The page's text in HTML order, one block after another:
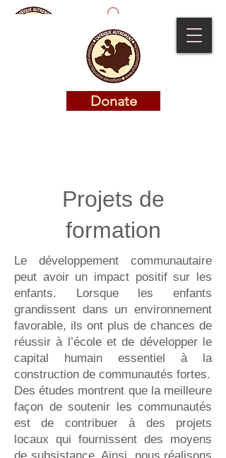
Donate
Donate
Projets de
formation
Le développement communautaire
peut avoir un impact positif sur les
enfants. Lorsque les enfants
grandissent dans un environnement
favorable, ils ont plus de chances de
réussir à l’école et de développer le
capital humain essentiel à la
construction de communautés fortes.
Des études montrent que la meilleure
façon de soutenir les communautés
est de contribuer à des projets
locaux qui fournissent des moyens